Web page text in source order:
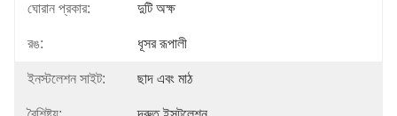
ঘোরান প্রকার: দুটি অক্ষ
রঙ: ধূসর রূপালী
ইনস্টলেশন সাইট: ছাদ এবং মাঠ